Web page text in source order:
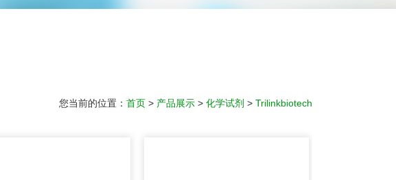
您当前的位置： 首页 > 产品展示 > 化学试剂 > Trilinkbiotech